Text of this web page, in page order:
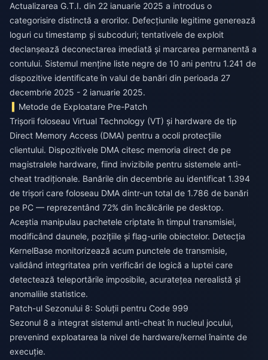
Actualizarea G.T.I. din 22 ianuarie 2025 a introdus o
categorisire distinctă a erorilor. Defecțiunile legitime generează
loguri cu timestamp și subcoduri; tentativele de exploit
declanșează deconectarea imediată și marcarea permanentă a
contului. Sistemul menține liste negre de 10 ani pentru 1.241 de
dispozitive identificate în valul de banări din perioada 27
decembrie 2025 - 2 ianuarie 2025.
Metode de Exploatare Pre-Patch
Trișorii foloseau Virtual Technology (VT) și hardware de tip
Direct Memory Access (DMA) pentru a ocoli protecțiile
clientului. Dispozitivele DMA citesc memoria direct de pe
magistralele hardware, fiind invizibile pentru sistemele anti-
cheat tradiționale. Banările din decembrie au identificat 1.394
de trișori care foloseau DMA dintr-un total de 1.786 de banări
pe PC — reprezentând 72% din încălcările pe desktop.
Aceștia manipulau pachetele criptate în timpul transmisiei,
modificând daunele, pozițiile și flag-urile obiectelor. Detecția
KernelBase monitorizează acum punctele de transmisie,
validând integritatea prin verificări de logică a luptei care
detectează teleportările imposibile, acuratețea nerealistă și
anomaliile statistice.
Patch-ul Sezonului 8: Soluții pentru Code 999
Sezonul 8 a integrat sistemul anti-cheat în nucleul jocului,
prevenind exploatarea la nivel de hardware/kernel înainte de
execuție.